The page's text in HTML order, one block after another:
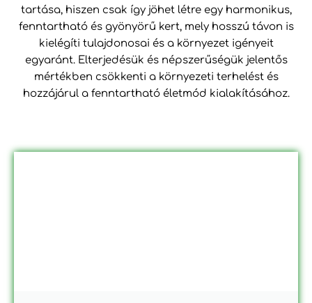
tartása, hiszen csak így jöhet létre egy harmonikus,
fenntartható és gyönyörű kert, mely hosszú távon is
kielégíti tulajdonosai és a környezet igényeit
egyaránt. Elterjedésük és népszerűségük jelentős
mértékben csökkenti a környezeti terhelést és
hozzájárul a fenntartható életmód kialakításához.